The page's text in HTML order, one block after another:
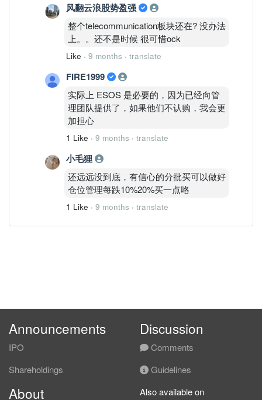
风翻云浪股势盈强
整个telecommunication板块还在? 没办法
上。。还不是时候 很可惜ock
Like · 9 months · translate
FIRE1999
实际上 ESOS 是必要的，因为已经向管
理团队提供了，如果他们不认购，我会更
加担心
1 Like · 9 months · translate
小毛狸
还远远没到底，有信心的分批买可以做好
仓位管理每跌10%20%买一点咯
1 Like · 9 months · translate
Announcements
IPO
Shareholdings
Discussion
Comments
Guidelines
About Also available on